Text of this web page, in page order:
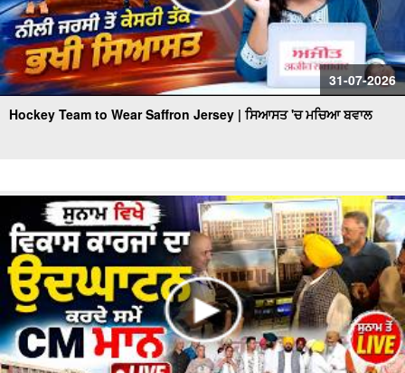
31-07-2026
Hockey Team to Wear Saffron Jersey | ਸਿਆਸਤ 'ਚ ਮਚਿਆ ਬਵਾਲ